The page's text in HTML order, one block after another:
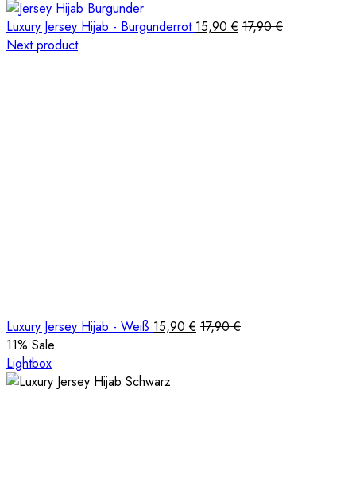
Luxury Jersey Hijab - Burgunderrot 15,90€ 17,90€
Next product
Luxury Jersey Hijab - Weiß 15,90€ 17,90€
11% Sale
Lightbox